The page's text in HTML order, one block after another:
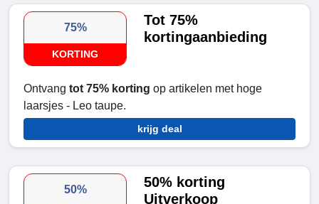
75%
KORTING
Tot 75%
kortingaanbieding
Ontvang tot 75% korting op artikelen met hoge
laarsjes - Leo taupe.
krijg deal
50%
50% korting
Uitverkoop